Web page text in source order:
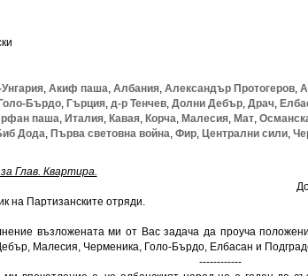
, Акиф паша, Албания, Александър Протогеров,
Голо-Бърдо, Гърция, д-р Тенчев, Долни Дебър, Драч,
паша, Италия, Кавая, Корча, Малесия, Мат,
Дода, Първа световна война, Фир, Централни сили,
Глав. Квартира.
на Партизанските отряди.
възложената ми от Вас задача да проуча
Малесия, Черменика, Голо-Бърдо, Елбасан и
------------